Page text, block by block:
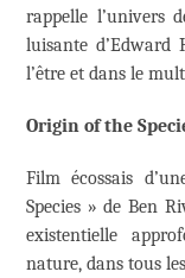
rappelle l’univers
luisante d’Edward
l’être et dans le
Origin of the
Film écossais
Species » de Ben
existentielle
nature, dans tous